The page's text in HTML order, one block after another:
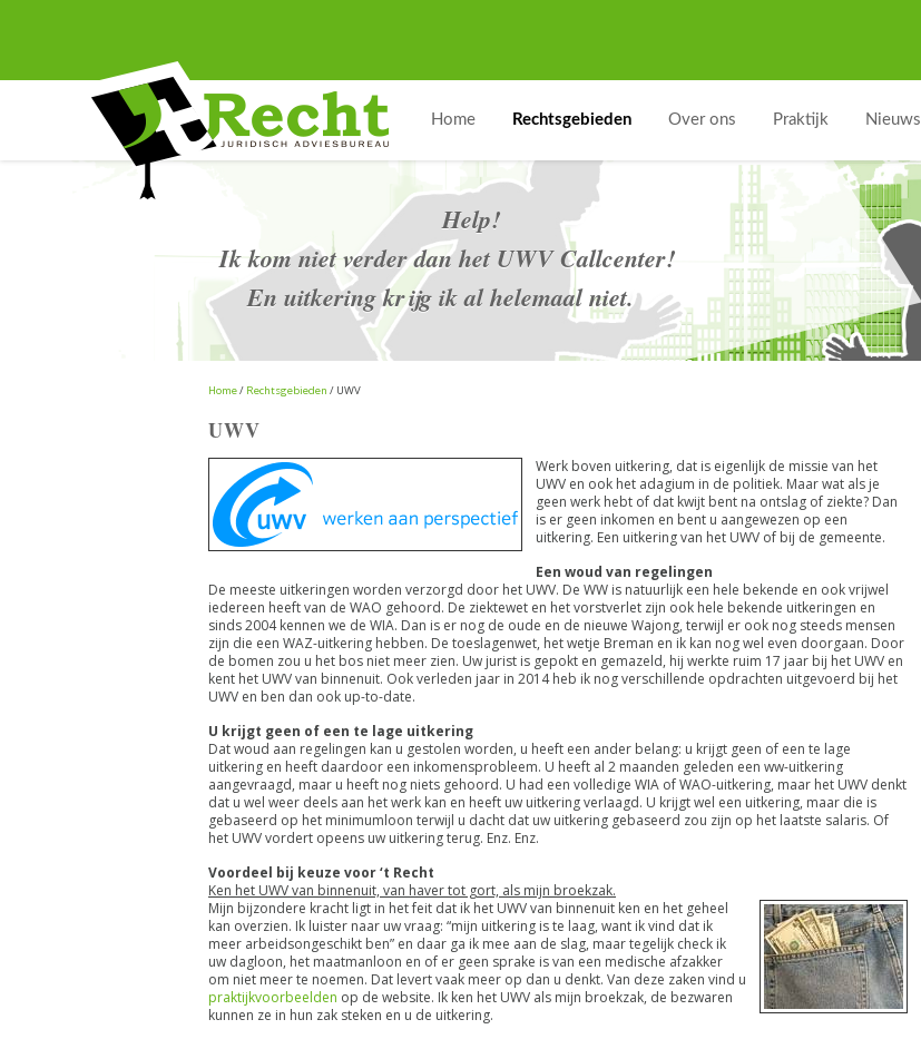
Home Rechtsgebieden Over ons Praktijk Nieuws
Help!
Ik kom niet verder dan het UWV Callcenter!
En uitkering krijg ik al helemaal niet.
Home/ Rechtsgebieden / UWV
UWV
Werk boven uitkering, dat is eigenlijk de missie van het
UWV en ook het adagium in de politiek. Maar wat als je
geen werk hebt of dat kwijt bent na ontslag of ziekte? Dan
is er geen inkomen en bent u aangewezen op een
uitkering. Een uitkering van het UWV of bij de gemeente.
Een woud van regelingen
De meeste uitkeringen worden verzorgd door het UWV. De WW is natuurlijk een hele bekende en ook vrijwel
iedereen heeft van de WAO gehoord. De ziektewet en het vorstverlet zijn ook hele bekende uitkeringen en
sinds 2004 kennen we de WIA. Dan is er nog de oude en de nieuwe Wajong, terwijl er ook nog steeds mensen
zijn die een WAZ-uitkering hebben. De toeslagenwet, het wetje Breman en ik kan nog wel even doorgaan. Door
de bomen zou u het bos niet meer zien. Uw jurist is gepokt en gemazeld, hij werkte ruim 17 jaar bij het UWV en
kent het UWV van binnenuit. Ook verleden jaar in 2014 heb ik nog verschillende opdrachten uitgevoerd bij het
UWV en ben dan ook up-to-date.
U krijgt geen of een te lage uitkering
Dat woud aan regelingen kan u gestolen worden, u heeft een ander belang: u krijgt geen of een te lage
uitkering en heeft daardoor een inkomensprobleem. U heeft al 2 maanden geleden een ww-uitkering
aangevraagd, maar u heeft nog niets gehoord. U had een volledige WIA of WAO-uitkering, maar het UWV denkt
dat u wel weer deels aan het werk kan en heeft uw uitkering verlaagd. U krijgt wel een uitkering, maar die is
gebaseerd op het minimumloon terwijl u dacht dat uw uitkering gebaseerd zou zijn op het laatste salaris. Of
het UWV vordert opeens uw uitkering terug. Enz. Enz.
Voordeel bij keuze voor ‘t Recht
Ken het UWV van binnenuit, van haver tot gort, als mijn broekzak.
Mijn bijzondere kracht ligt in het feit dat ik het UWV van binnenuit ken en het geheel
kan overzien. Ik luister naar uw vraag: “mijn uitkering is te laag, want ik vind dat ik
meer arbeidsongeschikt ben” en daar ga ik mee aan de slag, maar tegelijk check ik
uw dagloon, het maatmanloon en of er geen sprake is van een medische afzakker
om niet meer te noemen. Dat levert vaak meer op dan u denkt. Van deze zaken vind u
praktijkvoorbeelden op de website. Ik ken het UWV als mijn broekzak, de bezwaren
kunnen ze in hun zak steken en u de uitkering.